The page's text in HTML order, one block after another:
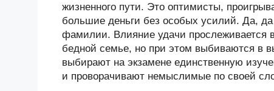
жизненного пути. Это оптимисты,
большие деньги без особых усилий. Да,
фамилии. Влияние удачи прослеживается
бедной семье, но при этом выбиваются в
выбирают на экзамене единственную
и проворачивают немыслимые по своей